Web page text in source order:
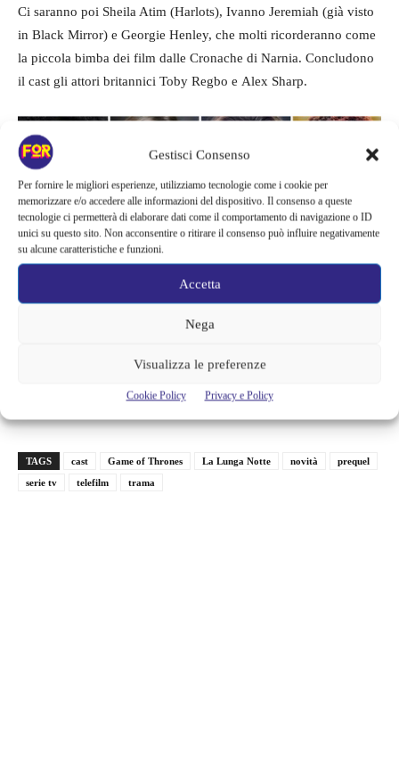
Gestisci Consenso
Per fornire le migliori esperienze, utilizziamo tecnologie come i cookie per
memorizzare e/o accedere alle informazioni del dispositivo. Il consenso a queste
tecnologie ci permetterà di elaborare dati come il comportamento di navigazione o ID
unici su questo sito. Non acconsentire o ritirare il consenso può influire negativamente
su alcune caratteristiche e funzioni.
Accetta
Nega
Visualizza le preferenze
Cookie Policy Privacy e Policy
Ci saranno poi Sheila Atim (Harlots), Ivanno Jeremiah (già visto
in Black Mirror) e Georgie Henley, che molti ricorderanno come
la piccola bimba dei film dalle Cronache di Narnia. Concludono
il cast gli attori britannici Toby Regbo e Alex Sharp.
Non sappiamo ancora che ruolo avranno o che tipo di
Ormai la carne è al fuoco!
TAGS cast Game of Thrones La Lunga Notte novità
prequel
serie tv
telefilm trama